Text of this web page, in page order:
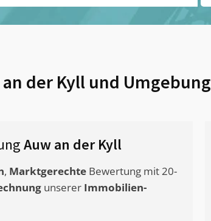
der Kyll und Umgebung
Auw an der Kyll
, Marktgerechte Bewertung mit 20-
unserer Immobilien-